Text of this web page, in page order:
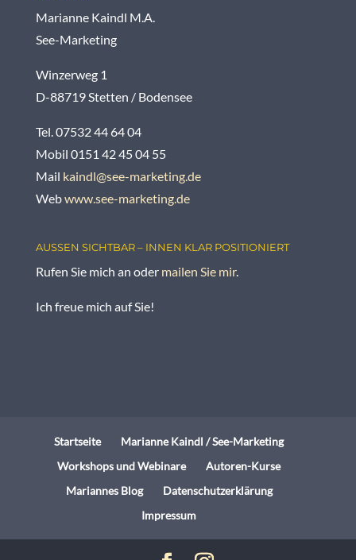
Marianne Kaindl M.A.
See-Marketing
Winzerweg 1
D-88719 Stetten / Bodensee
Tel. 07532 44 64 04
Mobil 0151 42 45 04 55
Mail kaindl@see-marketing.de
Webwww.see-marketing.de
AUSSEN SICHTBAR – INNEN KLAR POSITIONIERT
Rufen Sie mich an oder mailen Sie mir.
Ich freue mich auf Sie!
Startseite
Marianne Kaindl / See-Marketing
Workshops und Webinare
Autoren-Kurse
Mariannes Blog
Datenschutzerklärung
Impressum